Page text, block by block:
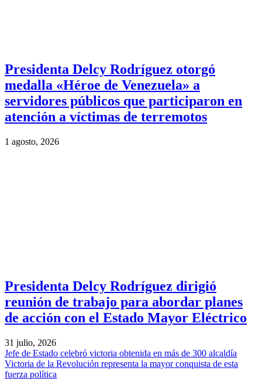
Presidenta Delcy Rodríguez otorgó
medalla «Héroe de Venezuela» a
servidores públicos que participaron en
atención a víctimas de terremotos
1 agosto, 2026
Presidenta Delcy Rodríguez dirigió
reunión de trabajo para abordar planes
de acción con el Estado Mayor Eléctrico
31 julio, 2026
Jefe de Estado celebró victoria obtenida en más de 300 alcaldía
Victoria de la Revolución representa la mayor conquista de esta
fuerza política